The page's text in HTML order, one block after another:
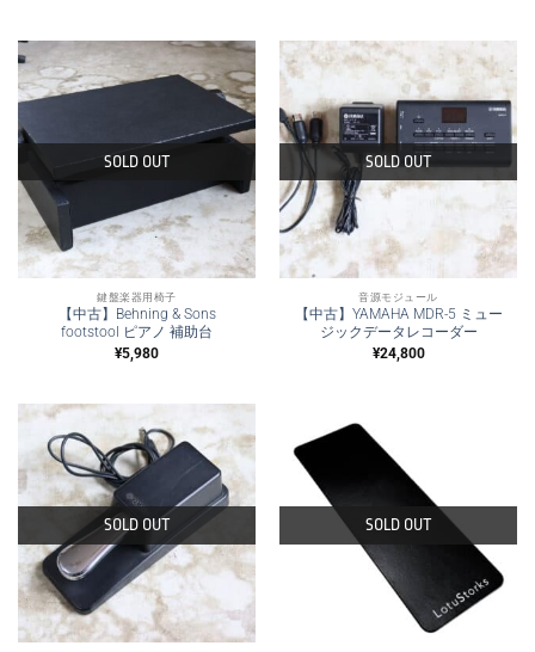
SOLD OUT
鍵盤楽器用椅子
【中古】Behning & Sons
footstool ピアノ 補助台
¥5,980
SOLD OUT
音源モジュール
【中古】YAMAHA MDR-5 ミュー
ジックデータレコーダー
¥24,800
SOLD OUT SOLD OUT